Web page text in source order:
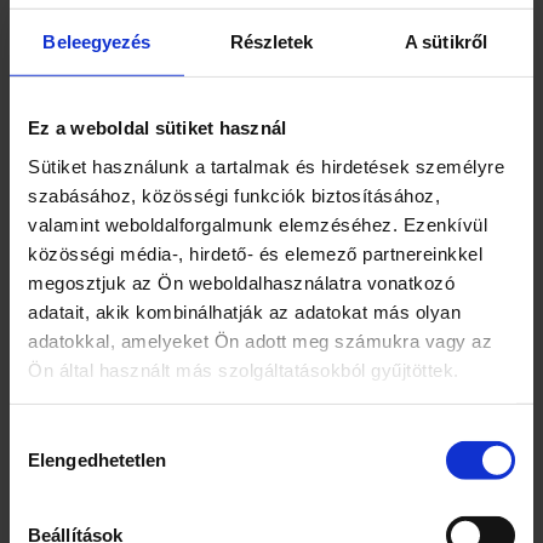
Beleegyezés Részletek A sütikről
Ez a weboldal sütiket használ
Sütiket használunk a tartalmak és hirdetések személyre
szabásához, közösségi funkciók biztosításához,
valamint weboldalforgalmunk elemzéséhez. Ezenkívül
közösségi média-, hirdető- és elemező partnereinkkel
megosztjuk az Ön weboldalhasználatra vonatkozó
adatait, akik kombinálhatják az adatokat más olyan
adatokkal, amelyeket Ön adott meg számukra vagy az
Ön által használt más szolgáltatásokból gyűjtöttek.
kiválasztása
Elengedhetetlen
Beállítások
A quot;Renataquot; szárító könnyen
tárolást tesz lehetővé. Ideális megoldás
azoknak, akik értékelik a rendet és a
helytakarékosságot.
Kapcsolódó termékek